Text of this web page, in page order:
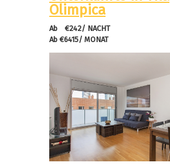
Olimpica
Ab €242/ NACHT
Ab €6415/ MONAT